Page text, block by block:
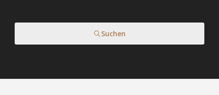
Suchen